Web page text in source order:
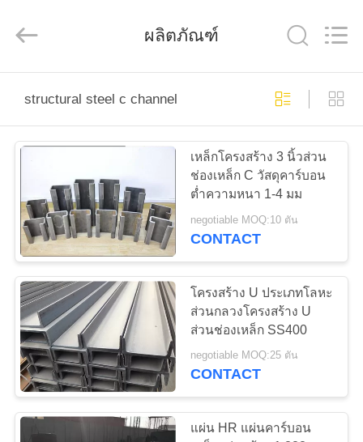
บ้าน
ผลิตภัณฑ์
เกี่ยว
กับ
เรา
ทัวร์
โรงงาน
Formwork
Reserved.
ผลิตภัณฑ์
structural steel c channel
เหล็กโครงสร้าง 3 นิ้วส่วน
ช่องเหล็ก C วัสดุคาร์บอน
ต่ำความหนา 1-4 มม
negotiable MOQ:10 ตัน
CONTACT
โครงสร้าง U ประเภทโลหะ
ส่วนกลวงโครงสร้าง U
ส่วนช่องเหล็ก SS400
negotiable MOQ:25 ตัน
CONTACT
แผ่น HR แผ่นคาร์บอน